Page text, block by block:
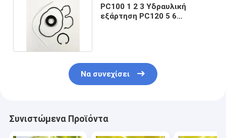
PC100 1 2 3 Υδραυλική
εξάρτηση PC120 5 6
Να συνεχίσει
Συνιστώμενα Προϊόντα